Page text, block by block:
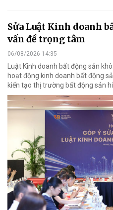
Sửa Luật Kinh doanh
vấn đề trọng tâm
06/08/2026 14:35
Luật Kinh doanh bất động sản
hoạt động kinh doanh bất động
kiến tạo thị trường bất động sản